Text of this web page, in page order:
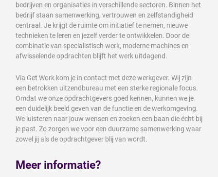
bedrijven en organisaties in verschillende sectoren. Binnen het
bedrijf staan samenwerking, vertrouwen en zelfstandigheid
centraal. Je krijgt de ruimte om initiatief te nemen, nieuwe
technieken te leren en jezelf verder te ontwikkelen. Door de
combinatie van specialistisch werk, moderne machines en
afwisselende opdrachten blijft het werk uitdagend.
Via Get Work kom je in contact met deze werkgever. Wij zijn
een betrokken uitzendbureau met een sterke regionale focus.
Omdat we onze opdrachtgevers goed kennen, kunnen we je
een duidelijk beeld geven van de functie en de werkomgeving.
We luisteren naar jouw wensen en zoeken een baan die écht bij
je past. Zo zorgen we voor een duurzame samenwerking waar
zowel jij als de opdrachtgever blij van wordt.
Meer informatie?